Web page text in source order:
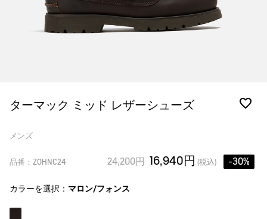
ターマック ミッド レザーシューズ
メンズ
品番：ZOHNC24 24,200円 16,940円 (税込) -30%
カラーを選択： マロン/フォンス